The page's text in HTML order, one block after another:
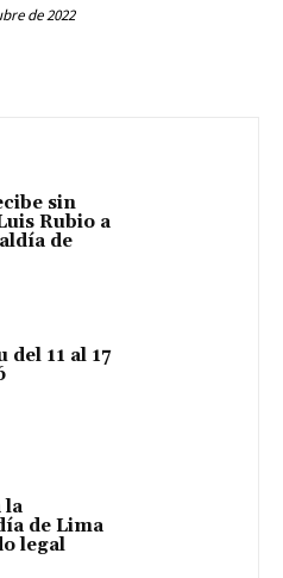
de 2022
sin
Rubio a
de
11 al 17
la
de Lima
legal